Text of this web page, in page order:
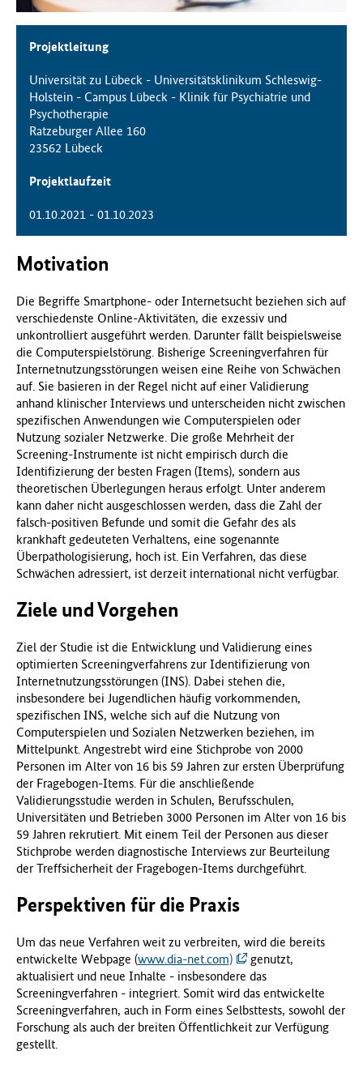
f
(
B
M
)
Projektleitung
Universität zu Lübeck - Universitätsklinikum Schleswig-
Holstein - Campus Lübeck - Klinik für Psychiatrie und
Psychotherapie
Ratzeburger Allee 160
23562 Lübeck
Projektlaufzeit
01.10.2021 - 01.10.2023
Motivation
Die Begriffe Smartphone- oder Internetsucht beziehen sich auf
verschiedenste Online-Aktivitäten, die exzessiv und
unkontrolliert ausgeführt werden. Darunter fällt beispielsweise
die Computerspielstörung. Bisherige Screeningverfahren für
Internetnutzungsstörungen weisen eine Reihe von Schwächen
auf. Sie basieren in der Regel nicht auf einer Validierung
anhand klinischer Interviews und unterscheiden nicht zwischen
spezifischen Anwendungen wie Computerspielen oder
Nutzung sozialer Netzwerke. Die große Mehrheit der
Screening-Instrumente ist nicht empirisch durch die
Identifizierung der besten Fragen (Items), sondern aus
theoretischen Überlegungen heraus erfolgt. Unter anderem
kann daher nicht ausgeschlossen werden, dass die Zahl der
falsch-positiven Befunde und somit die Gefahr des als
krankhaft gedeuteten Verhaltens, eine sogenannte
Überpathologisierung, hoch ist. Ein Verfahren, das diese
Schwächen adressiert, ist derzeit international nicht verfügbar.
Ziele und Vorgehen
Ziel der Studie ist die Entwicklung und Validierung eines
optimierten Screeningverfahrens zur Identifizierung von
Internetnutzungsstörungen (INS). Dabei stehen die,
insbesondere bei Jugendlichen häufig vorkommenden,
spezifischen INS, welche sich auf die Nutzung von
Computerspielen und Sozialen Netzwerken beziehen, im
Mittelpunkt. Angestrebt wird eine Stichprobe von 2000
Personen im Alter von 16 bis 59 Jahren zur ersten Überprüfung
der Fragebogen-Items. Für die anschließende
Validierungsstudie werden in Schulen, Berufsschulen,
Universitäten und Betrieben 3000 Personen im Alter von 16 bis
59 Jahren rekrutiert. Mit einem Teil der Personen aus dieser
Stichprobe werden diagnostische Interviews zur Beurteilung
der Treffsicherheit der Fragebogen-Items durchgeführt.
Perspektiven für die Praxis
Um das neue Verfahren weit zu verbreiten, wird die bereits
entwickelte Webpage (www.dia-net.com)
genutzt,
aktualisiert und neue Inhalte - insbesondere das
Screeningverfahren - integriert. Somit wird das entwickelte
Screeningverfahren, auch in Form eines Selbsttests, sowohl der
Forschung als auch der breiten Öffentlichkeit zur Verfügung
gestellt.